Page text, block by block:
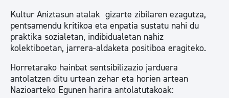
Kultur Aniztasun atalak gizarte zibilaren ezagutza,
pentsamendu kritikoa eta enpatia sustatu nahi du
praktika sozialetan, indibidualetan nahiz
kolektiboetan, jarrera-aldaketa positiboa eragiteko.
Horretarako hainbat sentsibilizazio jarduera
antolatzen ditu urtean zehar eta horien artean
Nazioarteko Egunen harira antolatutakoak: